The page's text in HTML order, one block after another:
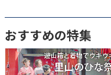
おすすめの特集